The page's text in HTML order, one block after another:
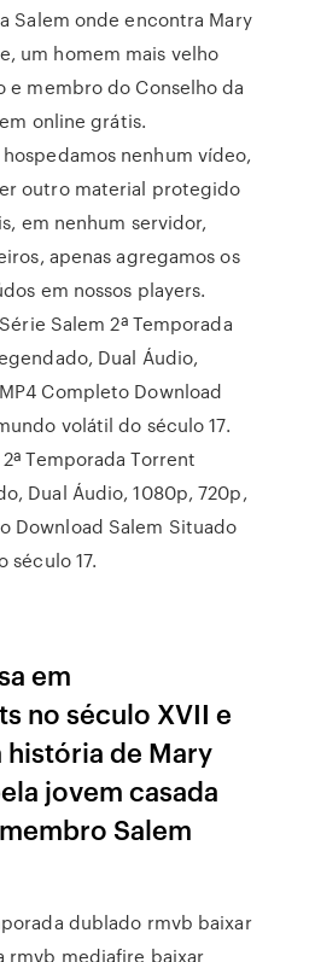
Salem onde encontra Mary
um homem mais velho
e membro do Conselho da
online grátis.
nenhum vídeo,
outro material protegido
em nenhum servidor,
apenas agregamos os
em nossos players.
Salem 2ª Temporada
Dual Áudio,
Completo Download
volátil do século 17.
Temporada Torrent
Dual Áudio, 1080p, 720p,
Download Salem Situado
século 17.
em
no século XVII e
história de Mary
jovem casada
Salem
dublado rmvb baixar
rmvb mediafire baixar